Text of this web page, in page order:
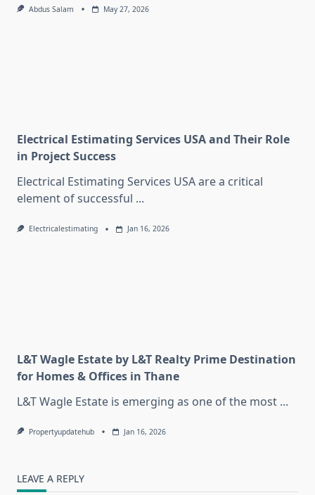
Abdus Salam May 27, 2026
Electrical Estimating Services USA and Their Role
in Project Success
Electrical Estimating Services USA are a critical
element of successful ...
Electricalestimating Jan 16, 2026
L&T Wagle Estate by L&T Realty Prime Destination
for Homes & Offices in Thane
L&T Wagle Estate is emerging as one of the most ...
Propertyupdatehub Jan 16, 2026
LEAVE A REPLY